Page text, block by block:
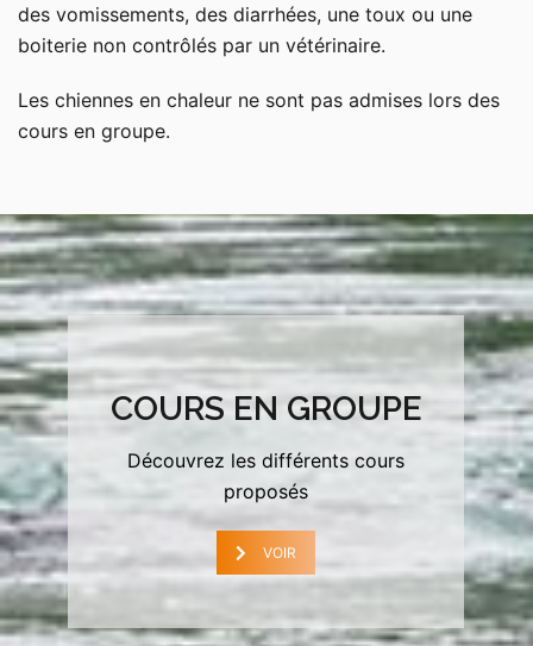
des vomissements, des diarrhées, une toux ou une
boiterie non contrôlés par un vétérinaire.
Les chiennes en chaleur ne sont pas admises lors des
cours en groupe.
COURS EN GROUPE
Découvrez les différents cours
proposés
VOIR